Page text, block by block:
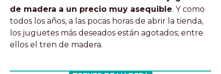
de madera a un precio muy asequible. Y como
todos los años, a las pocas horas de abrir la tienda,
los juguetes más deseados están agotados; entre
ellos el tren de madera.